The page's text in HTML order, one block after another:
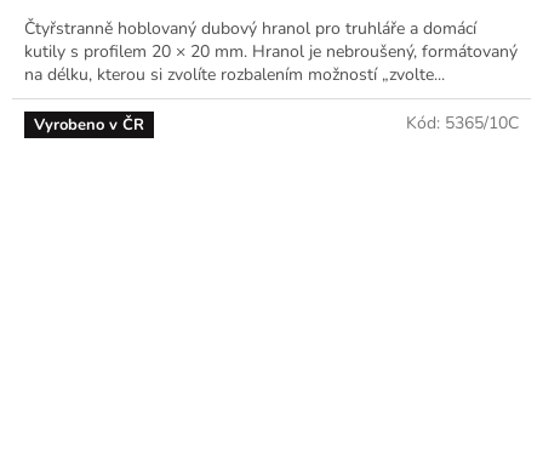
Čtyřstranně hoblovaný dubový hranol pro truhláře a domácí
kutily s profilem 20 × 20 mm. Hranol je nebroušený, formátovaný
na délku, kterou si zvolíte rozbalením možností „zvolte...
Vyrobeno v ČR Kód: 5365/10C